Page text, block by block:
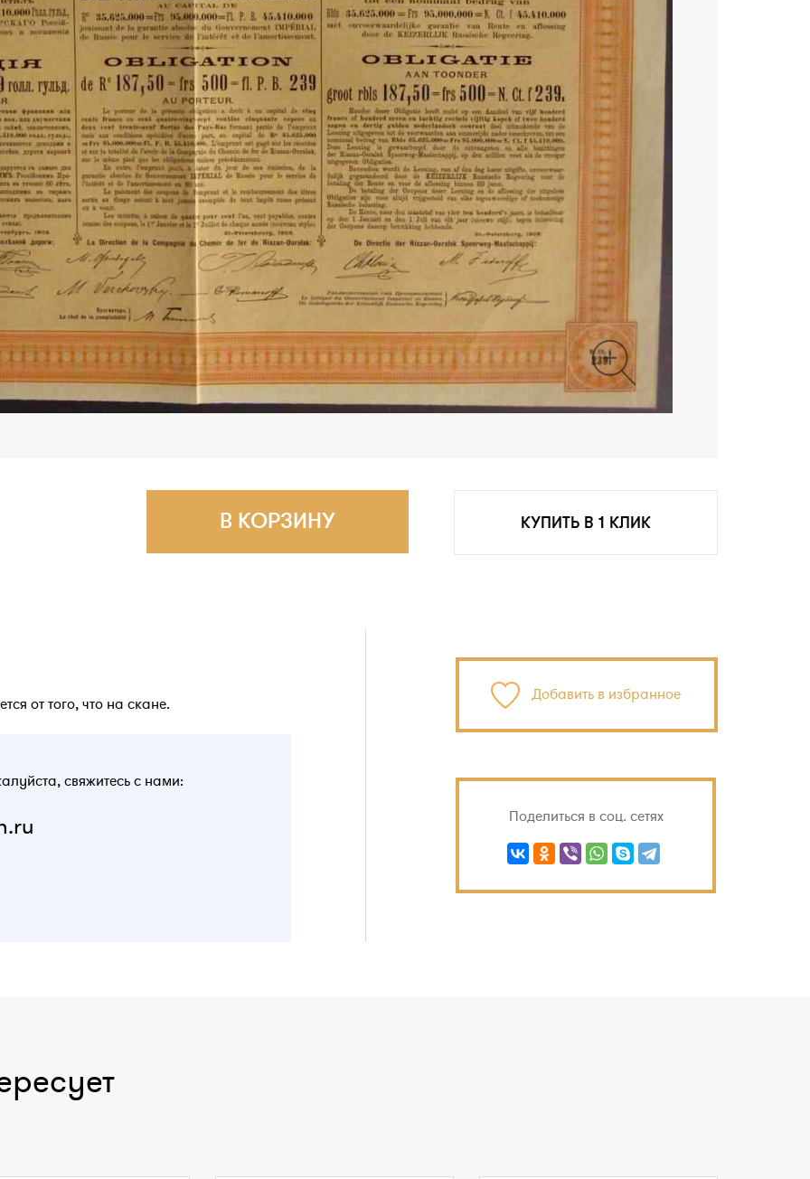
КУПИТЬ В 1 КЛИК
В КОРЗИНУ
от того, что на скане.
свяжитесь с нами:
Добавить в избранное
Поделиться в соц. сетях